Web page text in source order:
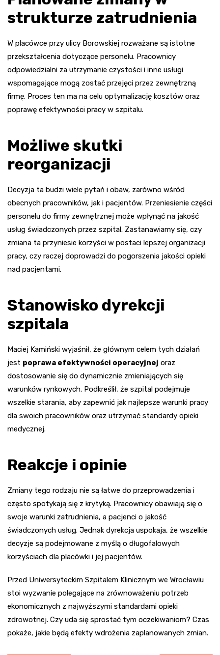
strukturze zatrudnienia
W placówce przy ulicy Borowskiej rozważane są istotne
przekształcenia dotyczące personelu. Pracownicy
odpowiedzialni za utrzymanie czystości i inne usługi
wspomagające mogą zostać przejęci przez zewnętrzną
firmę. Proces ten ma na celu optymalizację kosztów oraz
poprawę efektywności pracy w szpitalu.
Możliwe skutki
reorganizacji
Decyzja ta budzi wiele pytań i obaw, zarówno wśród
obecnych pracowników, jak i pacjentów. Przeniesienie części
personelu do firmy zewnętrznej może wpłynąć na jakość
usług świadczonych przez szpital. Zastanawiamy się, czy
zmiana ta przyniesie korzyści w postaci lepszej organizacji
pracy, czy raczej doprowadzi do pogorszenia jakości opieki
nad pacjentami.
Stanowisko dyrekcji
szpitala
Maciej Kamiński wyjaśnił, że głównym celem tych działań
jest poprawa efektywności operacyjnej oraz
dostosowanie się do dynamicznie zmieniających się
warunków rynkowych. Podkreślił, że szpital podejmuje
wszelkie starania, aby zapewnić jak najlepsze warunki pracy
dla swoich pracowników oraz utrzymać standardy opieki
medycznej.
Reakcje i opinie
Zmiany tego rodzaju nie są łatwe do przeprowadzenia i
często spotykają się z krytyką. Pracownicy obawiają się o
swoje warunki zatrudnienia, a pacjenci o jakość
świadczonych usług. Jednak dyrekcja uspokaja, że wszelkie
decyzje są podejmowane z myślą o długofalowych
korzyściach dla placówki i jej pacjentów.
Przed Uniwersyteckim Szpitalem Klinicznym we Wrocławiu
stoi wyzwanie polegające na zrównoważeniu potrzeb
ekonomicznych z najwyższymi standardami opieki
zdrowotnej. Czy uda się sprostać tym oczekiwaniom? Czas
pokaże, jakie będą efekty wdrożenia zaplanowanych zmian.